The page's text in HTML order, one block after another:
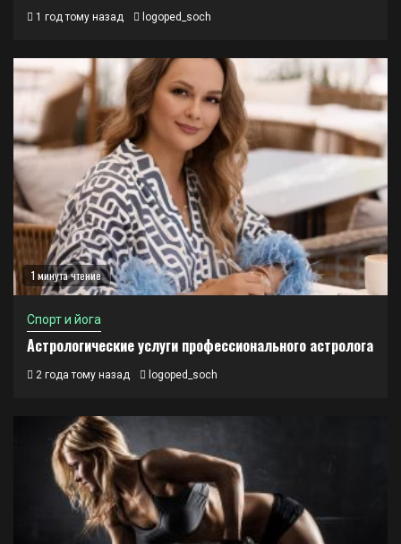
1 год тому назад logoped_soch
1 минута чтение
Спорт и йога
Астрологические услуги профессионального астролога
2 года тому назад logoped_soch